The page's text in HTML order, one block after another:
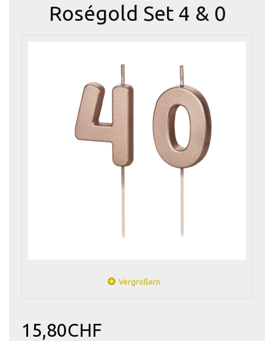
Roségold Set 4 & 0
Vergrößern
15,80CHF